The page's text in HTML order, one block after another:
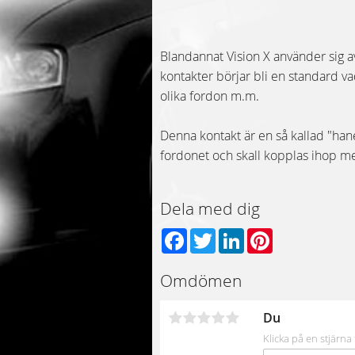
Blandannat Vision X använder sig
kontakter börjar bli en standard
olika fordon m.m.
Denna kontakt är en så kallad
fordonet och skall kopplas ihop
Dela med dig
Facebook
TwitterLinkedIn
Omdömen
Du
Klicka på en